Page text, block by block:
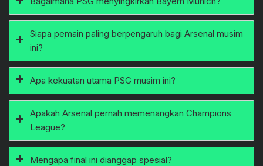
Siapa pemain paling berpengaruh bagi Arsenal musim
ini?
Apa kekuatan utama PSG musim ini?
Apakah Arsenal pernah memenangkan Champions
League?
Mengapa final ini dianggap spesial?